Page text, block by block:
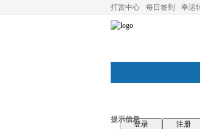
打赏中心 每日签到 幸运
论坛首页
登录 注册
提示信息